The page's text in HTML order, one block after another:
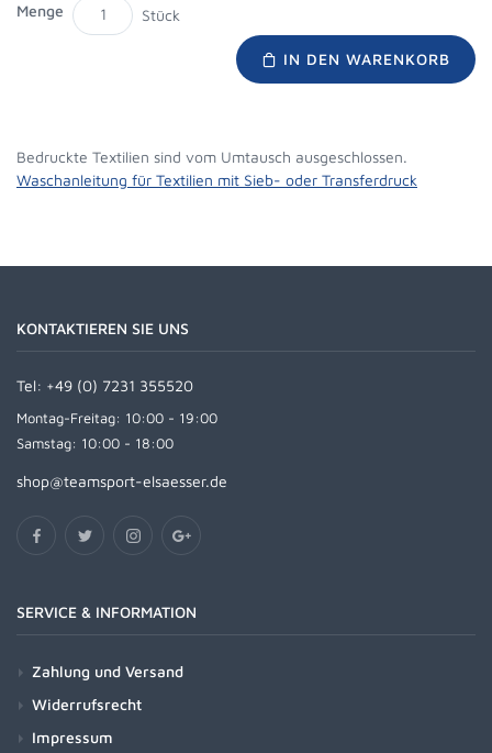
Menge Stück
IN DEN WARENKORB
Bedruckte Textilien sind vom Umtausch ausgeschlossen.
Waschanleitung für Textilien mit Sieb- oder Transferdruck
KONTAKTIEREN SIE UNS
Tel: +49 (0) 7231 355520
Montag-Freitag: 10:00 - 19:00
Samstag: 10:00 - 18:00
shop@teamsport-elsaesser.de
SERVICE & INFORMATION
Zahlung und Versand
Widerrufsrecht
Impressum